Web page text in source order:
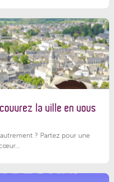
la ville en vous
? Partez pour une